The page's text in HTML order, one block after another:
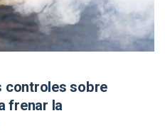
controles sobre
frenar la